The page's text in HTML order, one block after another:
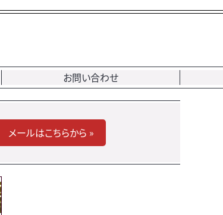
お問い合わせ
メールはこちらから »